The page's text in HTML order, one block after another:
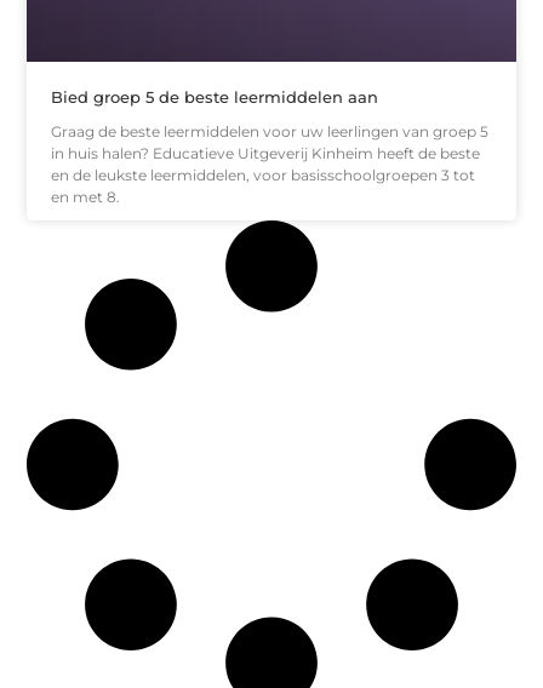
Bied groep 5 de beste leermiddelen aan
Graag de beste leermiddelen voor uw leerlingen van groep 5
in huis halen? Educatieve Uitgeverij Kinheim heeft de beste
en de leukste leermiddelen, voor basisschoolgroepen 3 tot
en met 8.